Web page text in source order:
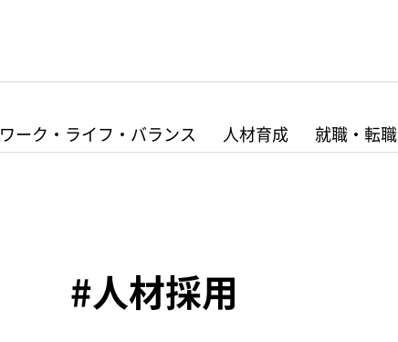
ワーク・ライフ・バランス 人材育成 就職・転職
#人材採用